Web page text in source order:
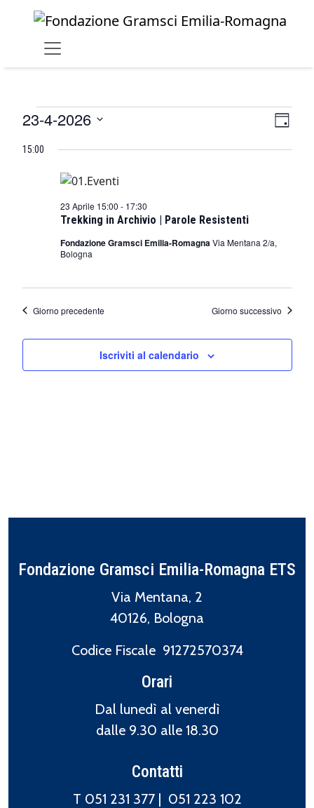
Skip to main content
Eventi
for
Aprile
2026
Viste
Giorno
23-4-2026
la
15:00
Trekking in Archivio | Parole Resistenti
23 Aprile 15:00 - 17:30
Fondazione Gramsci Emilia-RomagnaVia Mentana 2/a,
Bologna
Giorno precedente Giorno successivo
Iscriviti al calendario
Fondazione Gramsci Emilia-Romagna ETS
Via Mentana, 2
40126, Bologna
Codice Fiscale 91272570374
Orari
Dal lunedì al venerdì
dalle 9.30 alle 18.30
Contatti
T 051 231 377 | 051 223 102